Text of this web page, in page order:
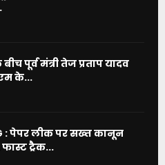
पूर्व मंत्री तेज प्रताप यादव
के...
: पेपर लीक पर सख्त कानून
ट्रैक...